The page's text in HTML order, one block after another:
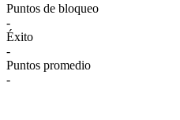
Puntos de bloqueo
-
Éxito
-
Puntos promedio
-